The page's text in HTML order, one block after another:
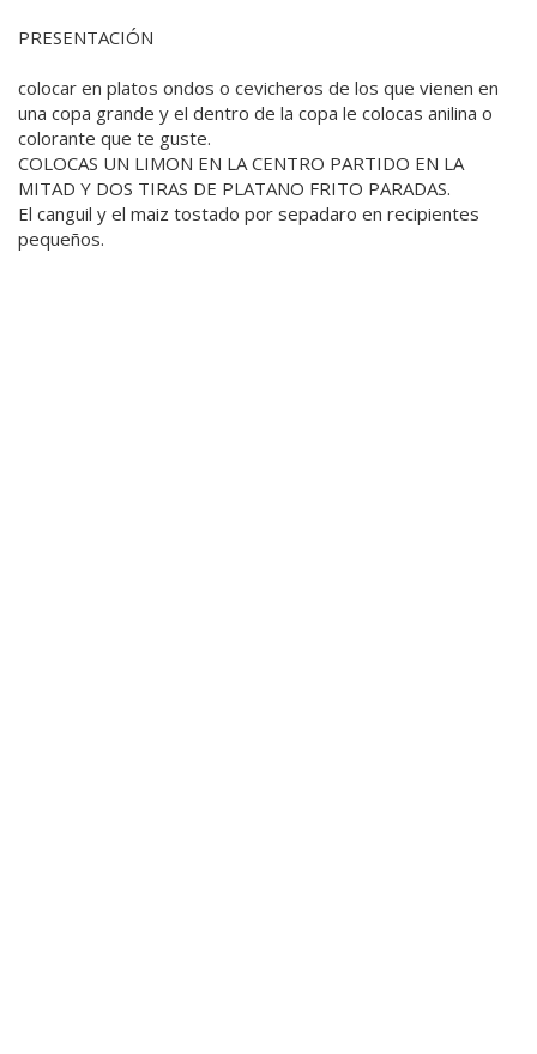
PRESENTACIÓN
colocar en platos ondos o cevicheros de los que vienen en
una copa grande y el dentro de la copa le colocas anilina o
colorante que te guste.
COLOCAS UN LIMON EN LA CENTRO PARTIDO EN LA
MITAD Y DOS TIRAS DE PLATANO FRITO PARADAS.
El canguil y el maiz tostado por sepadaro en recipientes
pequeños.